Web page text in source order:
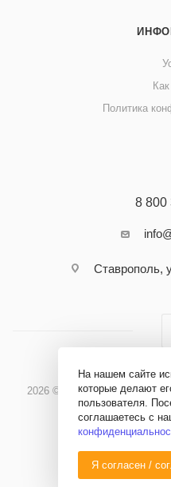
Политика
8 800
Ставрополь,
2026 © Бэйс Авто -
На нашем сайте
которые делают
пользователя.
соглашаетесь с
Я согласен /